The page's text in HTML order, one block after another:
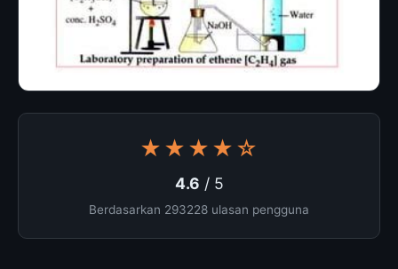
★★★★☆
4.6 / 5
Berdasarkan 293228 ulasan pengguna